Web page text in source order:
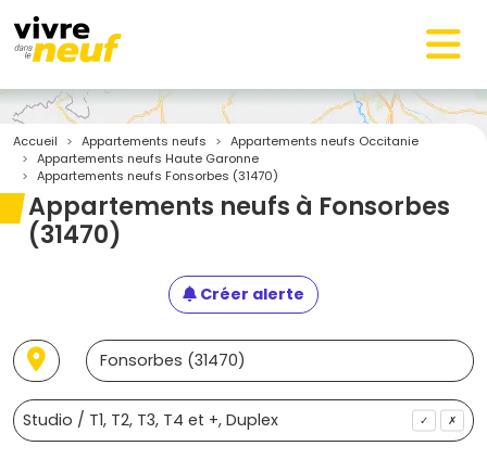
Accueil Appartements neufs
Appartements neufs Occitanie
Appartements neufs Haute Garonne
Appartements neufs Fonsorbes (31470)
Appartements neufs à Fonsorbes
(31470)
Créer alerte
✓ ✗